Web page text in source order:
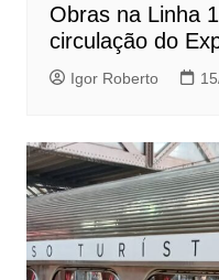
Obras na Linha
circulação do
Igor Roberto